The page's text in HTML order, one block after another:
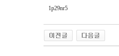
1p29nr5